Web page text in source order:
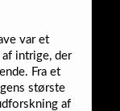
var et
intrige, der
Fra et
største
af